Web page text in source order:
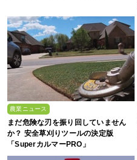
農業ニュース
まだ危険な刃を振り回していません
か？ 安全草刈りツールの決定版
「SuperカルマーPRO」